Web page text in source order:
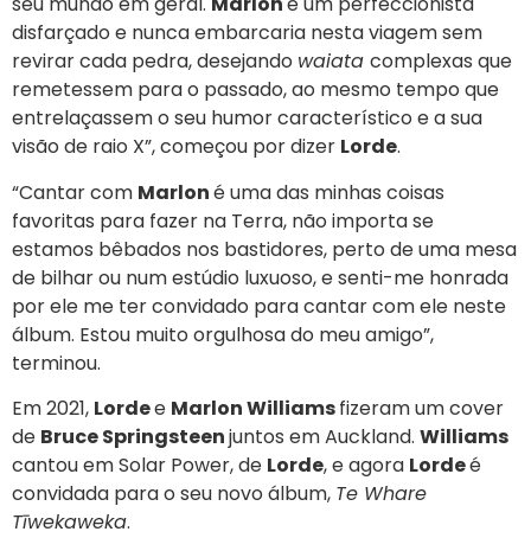
disfarçado e nunca embarcaria nesta viagem sem
revirar cada pedra, desejando waiata complexas que
remetessem para o passado, ao mesmo tempo que
entrelaçassem o seu humor característico e a sua
visão de raio X”, começou por dizer Lorde.
“Cantar com Marloné uma das minhas coisas
favoritas para fazer na Terra, não importa se
estamos bêbados nos bastidores, perto de uma mesa
de bilhar ou num estúdio luxuoso, e senti-me honrada
por ele me ter convidado para cantar com ele neste
álbum. Estou muito orgulhosa do meu amigo”,
terminou.
Em 2021, Lordee Marlon Williamsfizeram um cover
de Bruce Springsteenjuntos em Auckland. Williams
cantou em Solar Power, de Lorde, e agora Lordeé
convidada para o seu novo álbum, Te Whare
Tīwekaweka.